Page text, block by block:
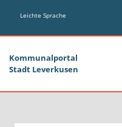
Zum Hauptinhalt springen
Leichte Sprache
Kommunalportal
Stadt Leverkusen